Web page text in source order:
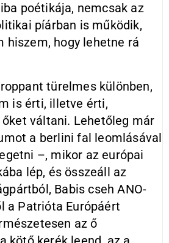
poétikája, nemcsak az
píárban is működik,
hiszem, hogy lehetne rá
türelmes különben,
is érti, illetve érti,
váltani. Lehetőleg már
a berlini fal leomlásával
–, mikor az európai
lép, és összeáll az
Babis cseh ANO-
a Patrióta Európáért
az ő